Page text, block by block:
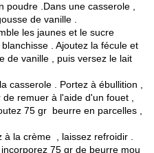
.Dans une casserole ,
de vanille .
les jaunes et le sucre
. Ajoutez la fécule et
de vanille , puis versez le lait
casserole . Portez à ébullition ,
remuer à l'aide d'un fouet ,
75 gr beurre en parcelles ,
la crème , laissez refroidir .
75 gr de beurre mou